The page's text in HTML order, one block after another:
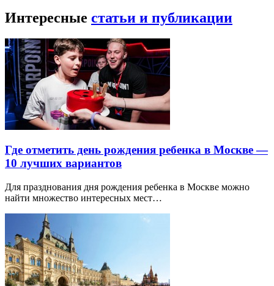
Интересные статьи и публикации
Где отметить день рождения ребенка в Москве —
10 лучших вариантов
Для празднования дня рождения ребенка в Москве можно
найти множество интересных мест…